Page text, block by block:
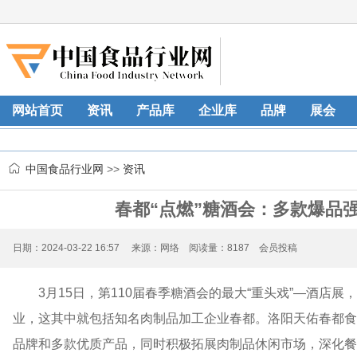
网站首页 资讯 产品库 企业库 品牌 展会
中国食品行业网 >> 资讯
春都“点燃”糖酒会：多款爆品
日期：2024-03-22 16:57 来源：网络 阅读量：8187 会员投稿
3月15日，第110届春季糖酒会的最大“重头戏”—酒店展
业，这其中就包括知名肉制品加工企业春都。洛阳天佑春都
品牌和多款优质产品，同时积极拓展肉制品休闲市场，深化